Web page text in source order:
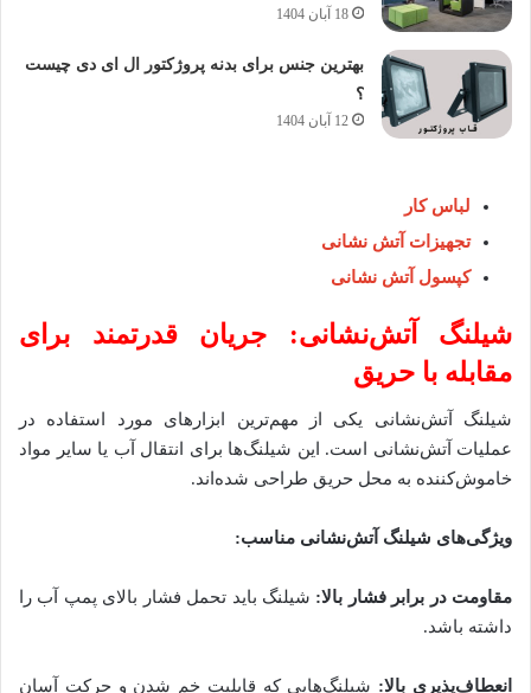
18 آبان 1404
بهترین جنس برای بدنه پروژکتور ال ای دی چیست
؟
12 آبان 1404
لباس کار
تجهیزات آتش نشانی
کپسول آتش نشانی
شیلنگ آتش‌نشانی: جریان قدرتمند برای
مقابله با حریق
شیلنگ آتش‌نشانی یکی از مهم‌ترین ابزارهای مورد استفاده در
عملیات آتش‌نشانی است. این شیلنگ‌ها برای انتقال آب یا سایر مواد
خاموش‌کننده به محل حریق طراحی شده‌اند.
ویژگی‌های شیلنگ آتش‌نشانی مناسب:
مقاومت در برابر فشار بالا: شیلنگ باید تحمل فشار بالای پمپ آب را
داشته باشد.
انعطاف‌پذیری بالا: شیلنگ‌هایی که قابلیت خم شدن و حرکت آسان